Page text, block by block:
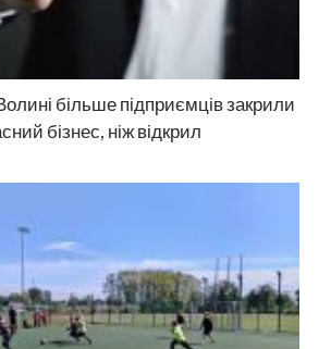
більше підприємців закрили
бізнес, ніж відкрил